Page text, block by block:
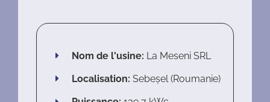
Coopération
Nom de l'usine: La Meseni SRL
Localisation: Sebeșel (Roumanie)